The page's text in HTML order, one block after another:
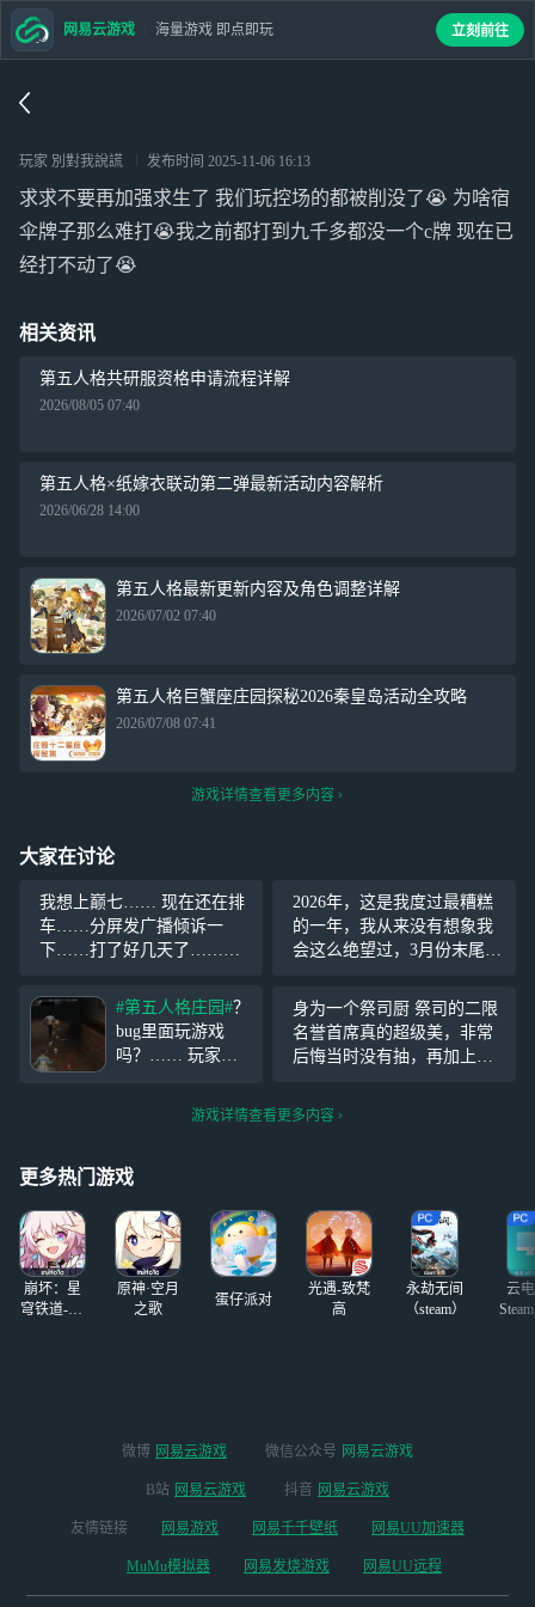
玩家 別對我說謊 发布时间 2025-11-06 16:13
求求不要再加强求生了 我们玩控场的都被削没了😭 为啥宿
伞牌子那么难打😭我之前都打到九千多都没一个c牌 现在已
经打不动了😭
相关资讯
第五人格共研服资格申请流程详解
2026/08/05 07:40
第五人格×纸嫁衣联动第二弹最新活动内容解析
2026/06/28 14:00
第五人格最新更新内容及角色调整详解
2026/07/02 07:40
第五人格巨蟹座庄园探秘2026秦皇岛活动全攻略
2026/07/08 07:41
游戏详情查看更多内容
大家在讨论
我想上巅七…… 现在还在排
车……分屏发广播倾诉一
下……打了好几天了……我
了……#第五人格周年庆#
2026年，这是我度过最糟糕
的一年，我从来没有想象我
会这么绝望过，3月份末尾的
六）因为调皮跑到马路上被
车撞了，他之前被撞过很多
次，福大命大都没出事过，
只是受了点伤。这次被撞后
#第五人格庄园#？
bug里面玩游戏
吗？…… 玩家：
又来制造bug了！
网易第五人格：oi
们玩什么呀？ 网
看看今天制造什么
bug呢？
身为一个祭司厨 祭司的二限
名誉首席真的超级美，非常
后悔当时没有抽，再加上以
之辉的时候还没有玩第五，
游戏详情查看更多内容
更多热门游戏
崩坏：星
穹铁道-4.4
原神·空月
之歌
蛋仔派对
光遇-致梵
高
永劫无间
（steam）
云
网易云游戏 海量游戏 即点即玩 立刻前往
微博 网易云游戏 微信公众号 网易云游戏
B站 网易云游戏 抖音 网易云游戏
友情链接 网易游戏 网易千千壁纸 网易UU加速器
MuMu模拟器 网易发烧游戏 网易UU远程